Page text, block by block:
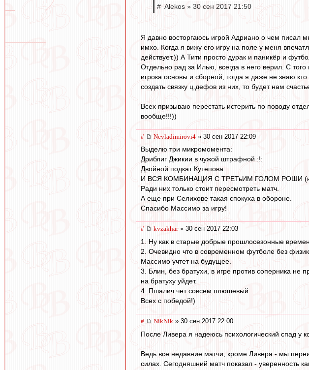
# Alekos » 30 сен 2017 21:50
Я давно восторгаюсь игрой Адриано о чем писал
имхо. Когда я вижу его игру на поле у меня
действует.)) А Тити просто дурак и паникёр и
Отдельно рад за Илью, всегда в него верил. С
игрока основы и сборной, тогда я даже не знаю
создать связку ц.дефов из них, то будет нам
Всех призываю перестать истерить по поводу
вообще!!!))
# Nevladimirovi4 » 30 сен 2017 22:09
Выделю три микромомента:
Дриблиг Джикии в чужой штрафной :!:
Двойной подкат Кутепова
И ВСЯ КОМБИНАЦИЯ С ТРЕТьИМ ГОЛОМ РОШИ
Ради них только стоит пересмотреть матч.
А еще при Селихове такая спокуха в обороне.
Спасибо Массимо за игру!
# kvzakhar» 30 сен 2017 22:03
1. Ну как в старые добрые прошлосезонные
2. Очевидно что в современном футболе без
Массимо учтет на будущее.
3. Блин, без братухи, в игре против соперника не
на братуху уйдет.
4. Пшалич чет совсем плюшевый...
Всех с победой!)
# NikNik » 30 сен 2017 22:00
После Ливера я надеюсь психологический спад у
Ведь все недавние матчи, кроме Ливера - мы
силах. Сегодняшний матч показал - уверенность